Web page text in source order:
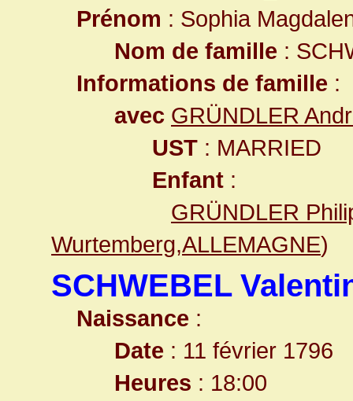
Prénom : Sophia
Nom de famille :
Informations de famille :
avec GRÜNDLER
UST : MARRIED
Enfant :
GRÜNDLER
Wurtemberg,ALLEMAGNE)
SCHWEBEL
Naissance :
Date : 11 février 1796
Heures : 18:00